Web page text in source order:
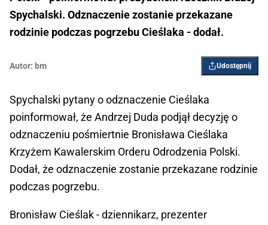
Spychalski. Odznaczenie zostanie przekazane
rodzinie podczas pogrzebu Cieślaka - dodał.
Autor: bm Udostępnij
Spychalski pytany o odznaczenie Cieślaka
poinformował, że Andrzej Duda podjął decyzję o
odznaczeniu pośmiertnie Bronisława Cieślaka
Krzyżem Kawalerskim Orderu Odrodzenia Polski.
Dodał, że odznaczenie zostanie przekazane rodzinie
podczas pogrzebu.
Bronisław Cieślak - dziennikarz, prezenter